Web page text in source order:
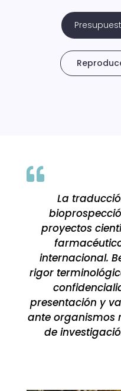

La
proyectos
internacional.
rigor
presentación y
ante organismos
de